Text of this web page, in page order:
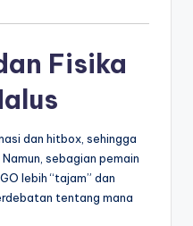
Fisika
dan hitbox, sehingga
sebagian pemain
lebih “tajam” dan
tentang mana